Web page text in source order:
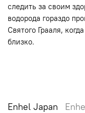
следить за своим
водорода гораздо
Святого Грааля,
близко.
Enhel Japan